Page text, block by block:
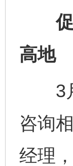
促
高地
3月
咨询
经理